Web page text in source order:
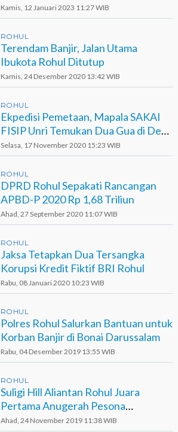
Kamis, 12 Januari 2023 11:27 WIB
ROHUL
Terendam Banjir, Jalan Utama
Ibukota Rohul Ditutup
Kamis, 24 Desember 2020 13:42 WIB
ROHUL
Ekpedisi Pemetaan, Mapala SAKAI
FISIP Unri Temukan Dua Gua di Desa
Tandun
Selasa, 17 November 2020 15:23 WIB
ROHUL
DPRD Rohul Sepakati Rancangan
APBD-P 2020 Rp 1,68 Triliun
Ahad, 27 September 2020 11:07 WIB
ROHUL
Jaksa Tetapkan Dua Tersangka
Korupsi Kredit Fiktif BRI Rohul
Rabu, 08 Januari 2020 10:23 WIB
ROHUL
Polres Rohul Salurkan Bantuan untuk
Korban Banjir di Bonai Darussalam
Rabu, 04 Desember 2019 13:55 WIB
ROHUL
Suligi Hill Aliantan Rohul Juara
Pertama Anugerah Pesona
Indonesia 2019
Ahad, 24 November 2019 11:38 WIB